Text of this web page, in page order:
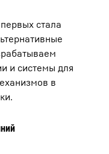
стала
и системы для
в